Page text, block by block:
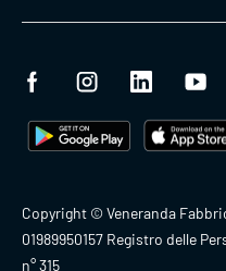
Copyright © Veneranda
01989950157 Registro delle
n° 315